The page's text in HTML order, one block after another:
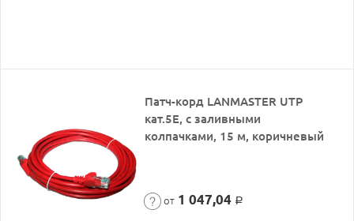
Патч-корд LANMASTER UTP
кат.5Е, с заливными
колпачками, 15 м, коричневый
от 1 047,04 Р